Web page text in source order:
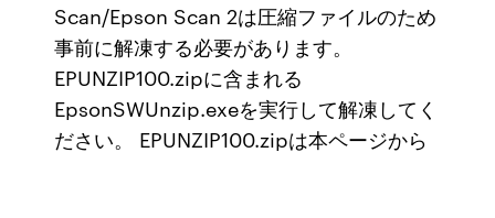
Scan/Epson Scan 2は圧縮ファイルのため
事前に解凍する必要があります。
EPUNZIP100.zipに含まれる
EpsonSWUnzip.exeを実行して解凍してく
ださい。 EPUNZIP100.zipは本ページから